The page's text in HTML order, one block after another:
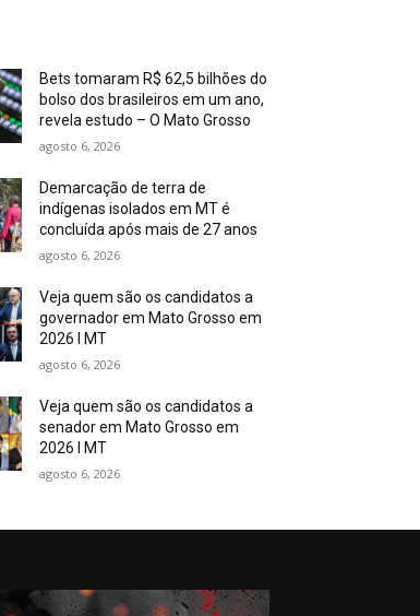
Bets tomaram R$ 62,5 bilhões do
bolso dos brasileiros em um ano,
revela estudo – O Mato Grosso
agosto 6, 2026
Demarcação de terra de
indígenas isolados em MT é
concluída após mais de 27 anos
agosto 6, 2026
Veja quem são os candidatos a
governador em Mato Grosso em
2026 I MT
agosto 6, 2026
Veja quem são os candidatos a
senador em Mato Grosso em
2026 I MT
agosto 6, 2026